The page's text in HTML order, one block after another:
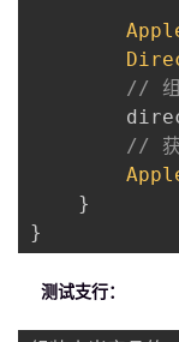
// 组
// 获
}
}
测试支行：